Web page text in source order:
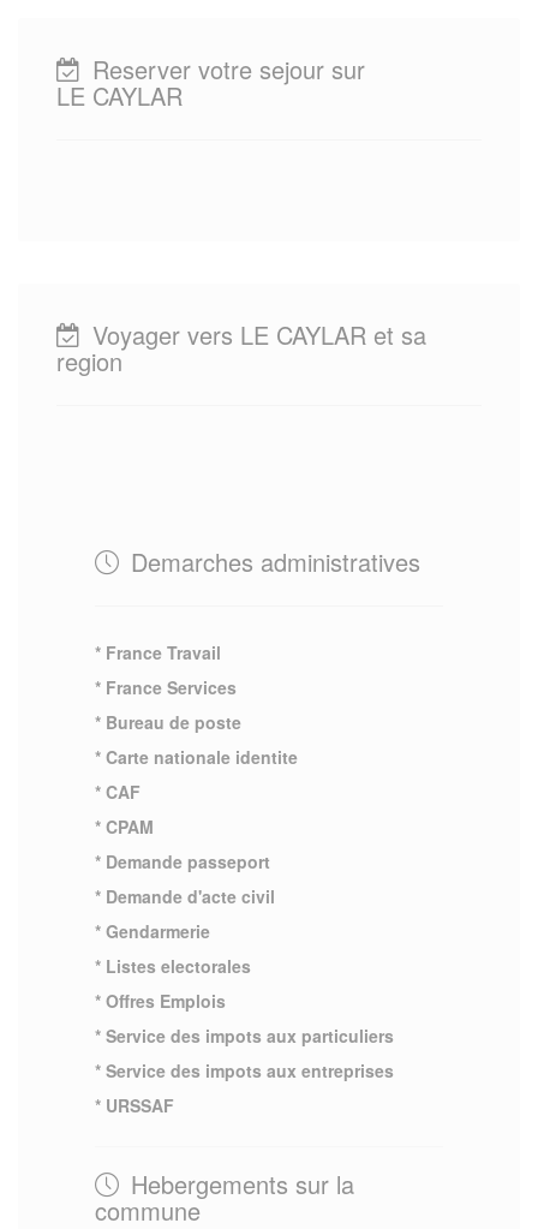
Reserver votre sejour sur
LE CAYLAR
Voyager vers LE CAYLAR et sa
region
Demarches administratives
* France Travail
* France Services
* Bureau de poste
* Carte nationale identite
* CAF
* CPAM
* Demande passeport
* Demande d'acte civil
* Gendarmerie
* Listes electorales
* Offres Emplois
* Service des impots aux particuliers
* Service des impots aux entreprises
* URSSAF
Hebergements sur la
commune